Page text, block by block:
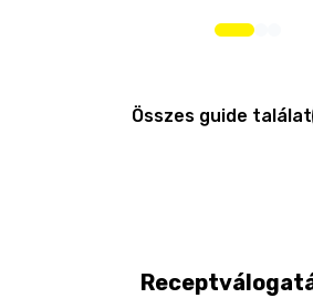
Összes guide találat